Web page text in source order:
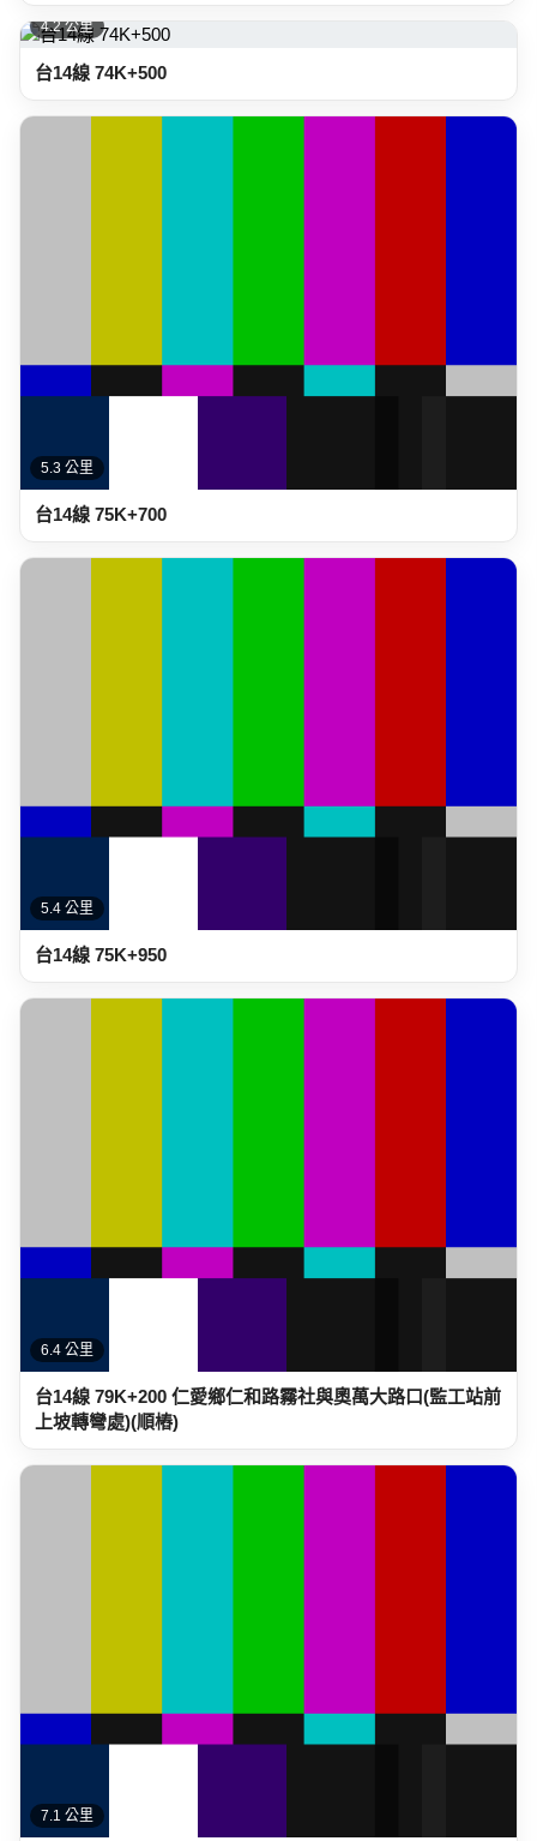
4.2 公里
台14線 74K+500
5.3 公里
台14線 75K+700
5.4 公里
台14線 75K+950
6.4 公里
台14線 79K+200 仁愛鄉仁和路霧社與奧萬大路口(監工站前
上坡轉彎處)(順樁)
7.1 公里